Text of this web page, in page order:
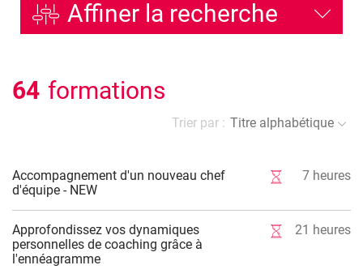
Affiner la recherche
Trier par : Titre alphabétique
64 formations
Accompagnement d'un nouveau chef
d'équipe - NEW
7 heures
Approfondissez vos dynamiques
personnelles de coaching grâce à
l'ennéagramme
21 heures